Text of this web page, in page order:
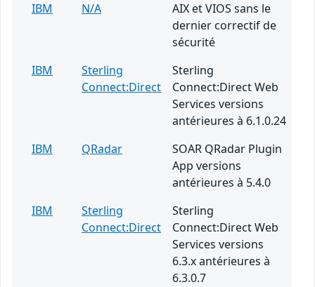
IBM
N/A
AIX et VIOS sans le
dernier correctif de
sécurité
IBM
Sterling
Connect:Direct
Sterling
Connect:Direct Web
Services versions
antérieures à 6.1.0.24
IBM
QRadar
SOAR QRadar Plugin
App versions
antérieures à 5.4.0
IBM
Sterling
Connect:Direct
Sterling
Connect:Direct Web
Services versions
6.3.x antérieures à
6.3.0.7